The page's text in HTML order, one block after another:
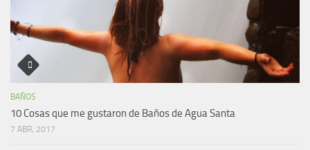
BAÑOS
10 Cosas que me gustaron de Baños de Agua Santa
7 ABR, 2017